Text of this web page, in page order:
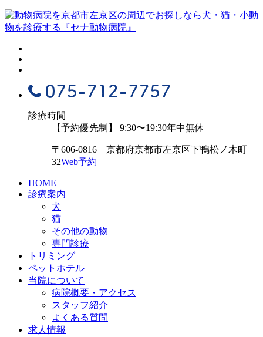
診療時間
【予約優先制】 9:30〜19:30年中無休
〒606-0816 京都府京都市左京区下鴨松ノ木町
32Web予約
HOME
診療案内
犬
猫
その他の動物
専門診療
トリミング
ペットホテル
当院について
病院概要・アクセス
スタッフ紹介
よくある質問
求人情報